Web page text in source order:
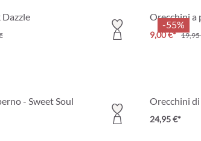
-55%
Orecchini a
9,00 €* 19,95
- Sweet Soul Orecchini
24,95 €*